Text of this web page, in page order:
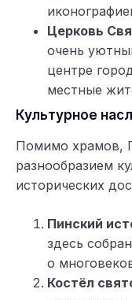
Церковь
очень
центре
местные
Культурное
Помимо храмов,
разнообразием
исторических
Пинский
здесь
о
Костёл